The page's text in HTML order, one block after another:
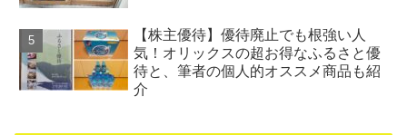
【株主優待】優待廃止でも根強い人
気！オリックスの超お得なふるさと優
待と、筆者の個人的オススメ商品も紹
介